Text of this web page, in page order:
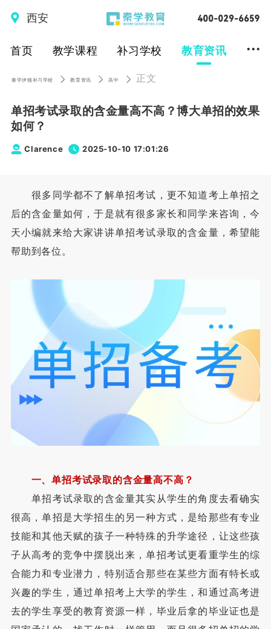
西安
首页 教学课程 补习学校 教育资讯 ...
秦学伊顿补习学校 教育资讯 高中 正文
单招考试录取的含金量高不高？博大单招的效果
如何？
Clarence 2025-10-10 17:01:26
很多同学都不了解单招考试，更不知道考上单招之
后的含金量如何，于是就有很多家长和同学来咨询，今
天小编就来给大家讲讲单招考试录取的含金量，希望能
帮助到各位。
一、单招考试录取的含金量高不高？
单招考试录取的含金量其实从学生的角度去看确实
很高，单招是大学招生的另一种方式，是给那些有专业
技能和其他天赋的孩子一种特殊的升学途径，让这些孩
子从高考的竞争中摆脱出来，单招考试更看重学生的综
合能力和专业潜力，特别适合那些在某些方面有特长或
兴趣的学生，通过单招考上大学的学生，和通过高考进
去的学生享受的教育资源一样，毕业后拿的毕业证也是